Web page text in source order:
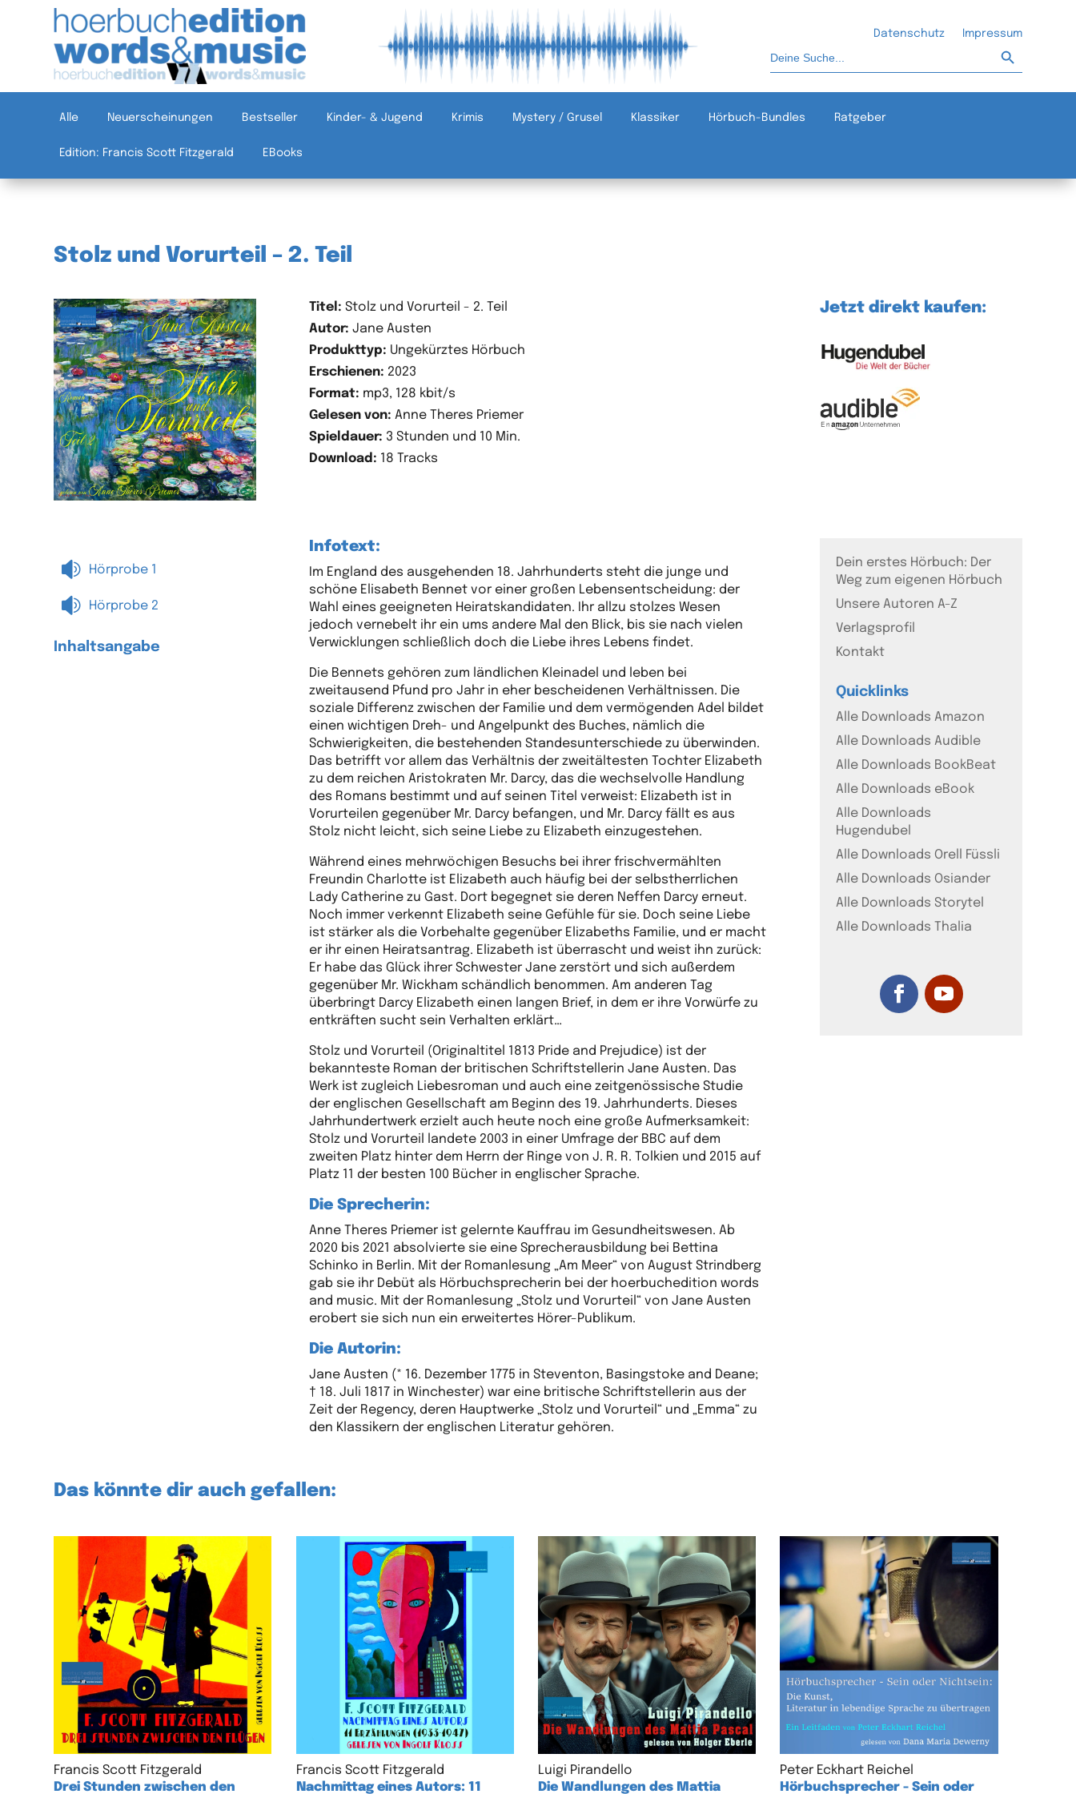
Datenschutz Impressum
nach:
Alle Neuerscheinungen Bestseller Kinder- & Jugend Krimis Mystery / Grusel Klassiker Hörbuch-Bundles Ratgeber
Edition: Francis Scott Fitzgerald EBooks
Stolz und Vorurteil – 2. Teil
Titel: Stolz und Vorurteil - 2. Teil
Autor: Jane Austen
Produkttyp: Ungekürztes Hörbuch
Erschienen: 2023
Format: mp3, 128 kbit/s
Gelesen von: Anne Theres Priemer
Spieldauer: 3 Stunden und 10 Min.
Download: 18 Tracks
Jetzt direkt kaufen:
 Hörprobe 1
 Hörprobe 2
Inhaltsangabe
Infotext:
Im England des ausgehenden 18. Jahrhunderts steht die junge und
schöne Elisabeth Bennet vor einer großen Lebensentscheidung: der
Wahl eines geeigneten Heiratskandidaten. Ihr allzu stolzes Wesen
jedoch vernebelt ihr ein ums andere Mal den Blick, bis sie nach vielen
Verwicklungen schließlich doch die Liebe ihres Lebens findet.
Die Bennets gehören zum ländlichen Kleinadel und leben bei
zweitausend Pfund pro Jahr in eher bescheidenen Verhältnissen. Die
soziale Differenz zwischen der Familie und dem vermögenden Adel bildet
einen wichtigen Dreh- und Angelpunkt des Buches, nämlich die
Schwierigkeiten, die bestehenden Standesunterschiede zu überwinden.
Das betrifft vor allem das Verhältnis der zweitältesten Tochter Elizabeth
zu dem reichen Aristokraten Mr. Darcy, das die wechselvolle Handlung
des Romans bestimmt und auf seinen Titel verweist: Elizabeth ist in
Vorurteilen gegenüber Mr. Darcy befangen, und Mr. Darcy fällt es aus
Stolz nicht leicht, sich seine Liebe zu Elizabeth einzugestehen.
Während eines mehrwöchigen Besuchs bei ihrer frischvermählten
Freundin Charlotte ist Elizabeth auch häufig bei der selbstherrlichen
Lady Catherine zu Gast. Dort begegnet sie deren Neffen Darcy erneut.
Noch immer verkennt Elizabeth seine Gefühle für sie. Doch seine Liebe
ist stärker als die Vorbehalte gegenüber Elizabeths Familie, und er macht
er ihr einen Heiratsantrag. Elizabeth ist überrascht und weist ihn zurück:
Er habe das Glück ihrer Schwester Jane zerstört und sich außerdem
gegenüber Mr. Wickham schändlich benommen. Am anderen Tag
überbringt Darcy Elizabeth einen langen Brief, in dem er ihre Vorwürfe zu
entkräften sucht sein Verhalten erklärt…
Stolz und Vorurteil (Originaltitel 1813 Pride and Prejudice) ist der
bekannteste Roman der britischen Schriftstellerin Jane Austen. Das
Werk ist zugleich Liebesroman und auch eine zeitgenössische Studie
der englischen Gesellschaft am Beginn des 19. Jahrhunderts. Dieses
Jahrhundertwerk erzielt auch heute noch eine große Aufmerksamkeit:
Stolz und Vorurteil landete 2003 in einer Umfrage der BBC auf dem
zweiten Platz hinter dem Herrn der Ringe von J. R. R. Tolkien und 2015 auf
Platz 11 der besten 100 Bücher in englischer Sprache.
Die Sprecherin:
Anne Theres Priemer ist gelernte Kauffrau im Gesundheitswesen. Ab
2020 bis 2021 absolvierte sie eine Sprecherausbildung bei Bettina
Schinko in Berlin. Mit der Romanlesung „Am Meer“ von August Strindberg
gab sie ihr Debüt als Hörbuchsprecherin bei der hoerbuchedition words
and music. Mit der Romanlesung „Stolz und Vorurteil“ von Jane Austen
erobert sie sich nun ein erweitertes Hörer-Publikum.
Die Autorin:
Jane Austen (* 16. Dezember 1775 in Steventon, Basingstoke and Deane;
† 18. Juli 1817 in Winchester) war eine britische Schriftstellerin aus der
Zeit der Regency, deren Hauptwerke „Stolz und Vorurteil“ und „Emma“ zu
den Klassikern der englischen Literatur gehören.
Dein erstes Hörbuch: Der
Weg zum eigenen Hörbuch
Unsere Autoren A-Z
Verlagsprofil
Kontakt
Quicklinks
Alle Downloads Amazon
Alle Downloads Audible
Alle Downloads BookBeat
Alle Downloads eBook
Alle Downloads
Hugendubel
Alle Downloads Orell Füssli
Alle Downloads Osiander
Alle Downloads Storytel
Alle Downloads Thalia
Das könnte dir auch gefallen:
Francis Scott Fitzgerald
Drei Stunden zwischen den
Francis Scott Fitzgerald
Nachmittag eines Autors: 11
Luigi Pirandello
Die Wandlungen des Mattia
Peter Eckhart Reichel
Hörbuchsprecher - Sein oder